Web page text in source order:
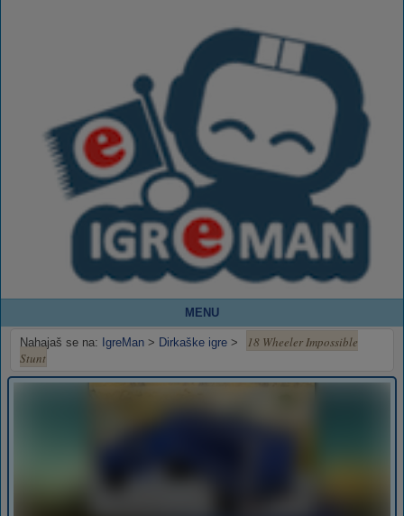
MENU
Nahajaš se na: IgreMan > Dirkaške igre >
18 Wheeler Impossible
Stunt